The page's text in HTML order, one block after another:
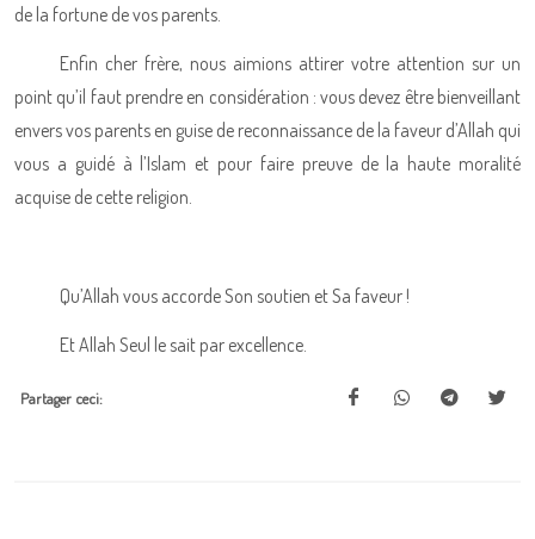
de la fortune de vos parents.
Enfin cher frère, nous aimions attirer votre attention sur un
point qu’il faut prendre en considération : vous devez être bienveillant
envers vos parents en guise de reconnaissance de la faveur d’Allah qui
vous a guidé à l’Islam et pour faire preuve de la haute moralité
acquise de cette religion.
Qu’Allah vous accorde Son soutien et Sa faveur !
Et Allah Seul le sait par excellence.
Partager ceci: